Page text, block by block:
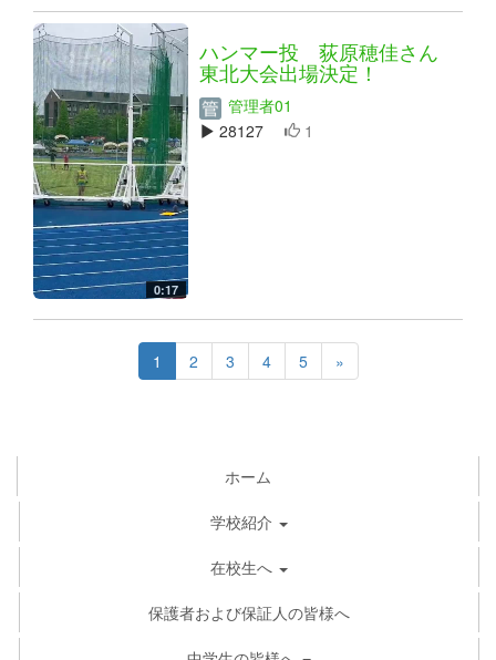
0:17
ハンマー投 荻原穂佳さん
東北大会出場決定！
管理者01
28127
1
1 2 3 4 5 »
ホーム
学校紹介
在校生へ
保護者および保証人の皆様へ